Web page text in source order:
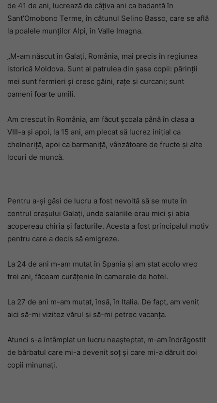
de 41 de ani, lucrează de câțiva ani ca badantă în
Sant’Omobono Terme, în cătunul Selino Basso, care se află
la poalele munților Alpi, în Valle Imagna.
„M-am născut în Galați, România, mai precis în regiunea
istorică Moldova. Sunt al patrulea din șase copii: părinții
mei sunt fermieri și cresc găini, rațe și curcani; sunt
oameni foarte umili.
Am crescut în România, am făcut școala până în clasa a
VIII-a și apoi, la 15 ani, am plecat să lucrez inițial ca
chelneriță, apoi ca barmaniță, vânzătoare de fructe și alte
locuri de muncă.
Pentru a-și găsi de lucru a fost nevoită să se mute în
centrul orașului Galați, unde salariile erau mici și abia
acopereau chiria și facturile. Acesta a fost principalul motiv
pentru care a decis să emigreze.
La 24 de ani m-am mutat în Spania și am stat acolo vreo
trei ani, făceam curățenie în camerele de hotel.
La 27 de ani m-am mutat, însă, în Italia. De fapt, am venit
aici să-mi vizitez vărul și să-mi petrec vacanța.
Atunci s-a întâmplat un lucru neașteptat, m-am îndrăgostit
de bărbatul care mi-a devenit soț și care mi-a dăruit doi
copii minunați.